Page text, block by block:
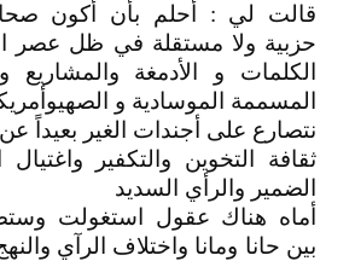
قالت لي : أحلم بأن أكون
حزبية ولا مستقلة في ظل عصر
الكلمات و الأدمغة والمشاريع
المسممة الموسادية و
نتصارع على أجندات الغير بعيداً عن
ثقافة التخوين والتكفير
الضمير والرأي السديد
أماه هناك عقول استغولت
بين حانا ومانا واختلاف الرآي